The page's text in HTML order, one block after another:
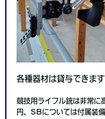
各種器材は貸与できます
競技用ライフル銃は非常
円、SBについては付属装